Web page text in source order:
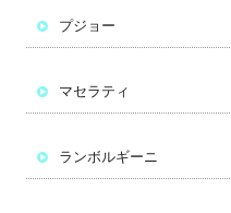
プジョー
マセラティ
ランボルギーニ